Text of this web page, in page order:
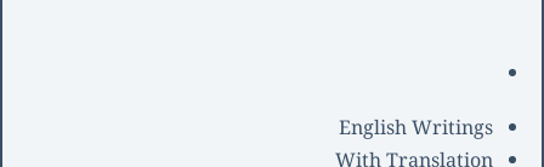
English Writings